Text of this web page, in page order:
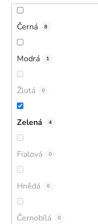
Černá 8
Modrá 1
Žlutá 0
Zelená 4
Fialová 0
Hnědá 0
Černobílá 0